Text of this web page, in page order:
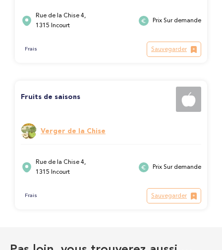
Rue de la Chise 4,
1315 Incourt
Prix Sur demande
Frais Sauvegarder
Fruits de saisons
Verger de la Chise
Rue de la Chise 4,
1315 Incourt
Prix Sur demande
Frais Sauvegarder